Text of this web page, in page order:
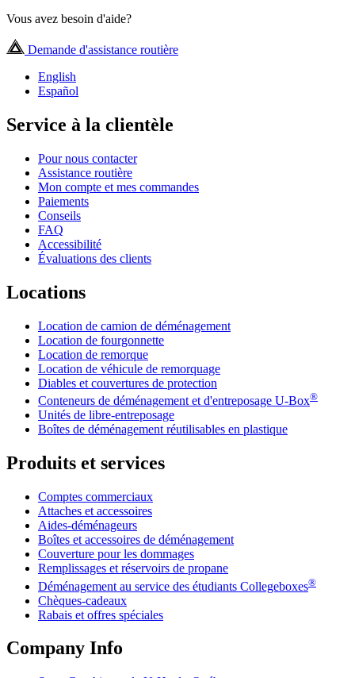
Vous avez besoin d'aide?
Demande d'assistance routière
English
Español
Service à la clientèle
Pour nous contacter
Assistance routière
Mon compte et mes commandes
Paiements
Conseils
FAQ
Accessibilité
Évaluations des clients
Locations
Location de camion de déménagement
Location de fourgonnette
Location de remorque
Location de véhicule de remorquage
Diables et couvertures de protection
Conteneurs de déménagement et d'entreposage U-Box®
Unités de libre-entreposage
Boîtes de déménagement réutilisables en plastique
Produits et services
Comptes commerciaux
Attaches et accessoires
Aides-déménageurs
Boîtes et accessoires de déménagement
Couverture pour les dommages
Remplissages et réservoirs de propane
Déménagement au service des étudiants Collegeboxes®
Chèques-cadeaux
Rabais et offres spéciales
Company Info